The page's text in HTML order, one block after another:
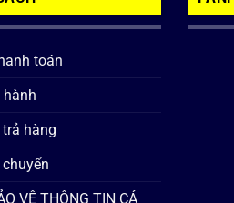
toán
hành
hàng
VỆ THÔNG TIN CÁ